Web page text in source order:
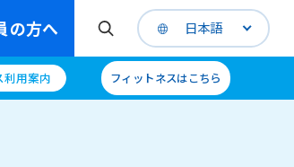
の方へ 日本語
利用案内 フィットネスはこちら